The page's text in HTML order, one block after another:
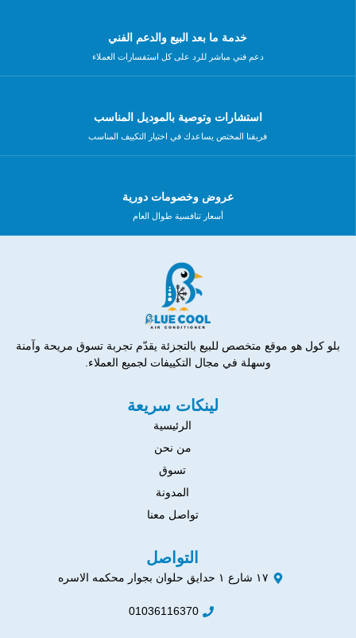
خدمة ما بعد البيع والدعم الفني
دعم فني مباشر للرد على كل استفسارات العملاء
استشارات وتوصية بالموديل المناسب
فريقنا المختص يساعدك في اختيار التكييف المناسب
عروض وخصومات دورية
أسعار تنافسية طوال العام
بلو كول هو موقع متخصص للبيع بالتجزئة يقدّم تجربة تسوق مريحة وآمنة
وسهلة في مجال التكييفات لجميع العملاء.
لينكات سريعة
الرئيسية
من نحن
تسوق
المدونة
تواصل معنا
التواصل
١٧ شارع ١ حدايق حلوان بجوار محكمه الاسره
01036116370